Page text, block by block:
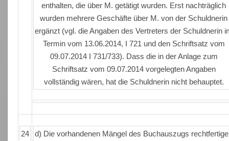
enthalten, die über M. getätigt wurden. Erst nachträglich
wurden mehrere Geschäfte über M. von der Schuldnerin
ergänzt (vgl. die Angaben des Vertreters der Schuldnerin
Termin vom 13.06.2014, I 721 und den Schriftsatz vom
09.07.2014 I 731/733). Dass die in der Anlage zum
Schriftsatz vom 09.07.2014 vorgelegten Angaben
vollständig wären, hat die Schuldnerin nicht behauptet.
24
d) Die vorhandenen Mängel des Buchauszugs